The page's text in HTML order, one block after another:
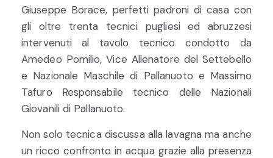
Giuseppe Borace, perfetti padroni di casa con
gli oltre trenta tecnici pugliesi ed abruzzesi
intervenuti al tavolo tecnico condotto da
Amedeo Pomilio, Vice Allenatore del Settebello
e Nazionale Maschile di Pallanuoto e Massimo
Tafuro Responsabile tecnico delle Nazionali
Giovanili di Pallanuoto.
Non solo tecnica discussa alla lavagna ma anche
un ricco confronto in acqua grazie alla presenza